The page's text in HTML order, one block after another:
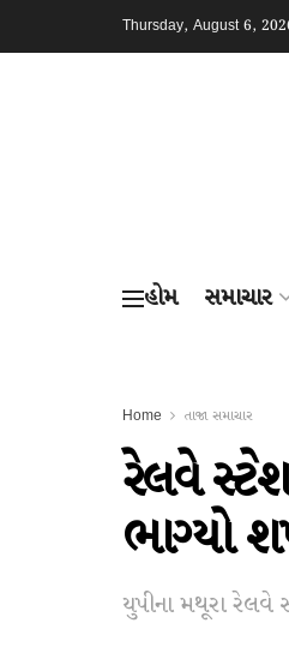
Thursday, August 6,
હોમ સમાચાર
Home તાજા સમાચાર
રેલવે
ભાગ્યો
યુપીના મથૂરા રેલવે